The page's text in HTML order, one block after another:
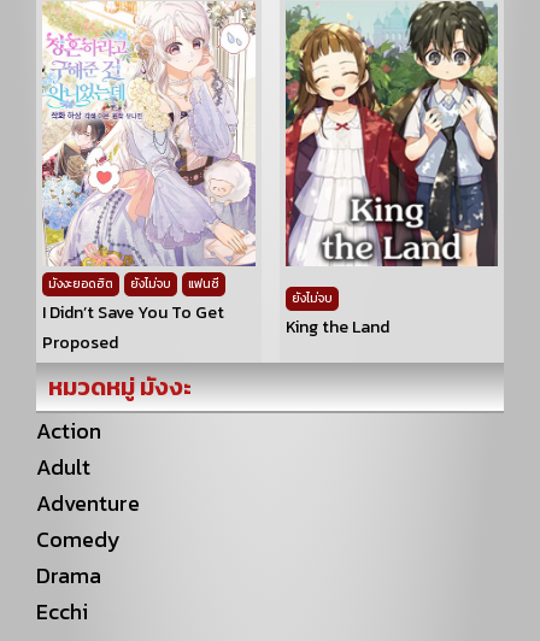
มังงะยอดฮิต ยังไม่จบ แฟนซี
I Didn’t Save You To Get
Proposed
ยังไม่จบ
King the Land
หมวดหมู่ มังงะ
Action
Adult
Adventure
Comedy
Drama
Ecchi